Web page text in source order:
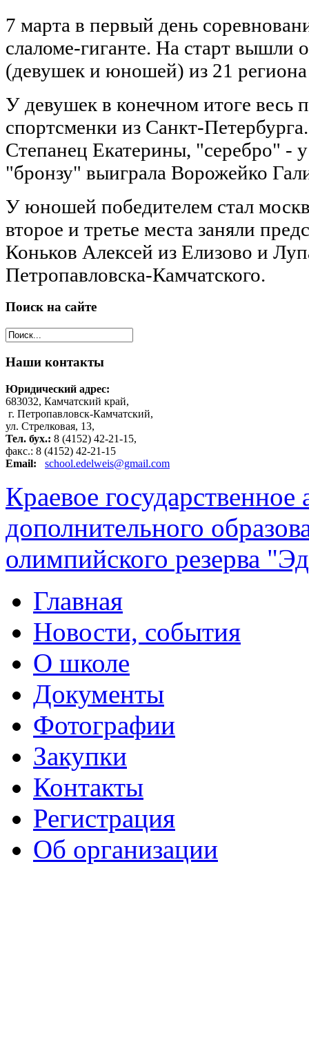
7 марта в первый день
слаломе-гиганте. На старт вышли
(девушек и юношей) из 21
У девушек в конечном итоге весь
спортсменки из Санкт-
Степанец Екатерины, "серебро" -
"бронзу" выиграла Ворожейко
У юношей победителем стал
второе и третье места заняли
Коньков Алексей из Елизово и
Петропавловска-Камчатского.
Поиск на сайте
Наши контакты
Юридический адрес:
683032, Камчатский край,
г. Петропавловск-Камчатский,
ул. Стрелковая, 13,
Тел. бух.: 8 (4152) 42-21-15,
факс.: 8 (4152) 42-21-15
Email:
school.edelweis@gmail.com
Краевое
дополнительного
олимпийского резерва
Главная
Новости, события
О школе
Документы
Фотографии
Закупки
Контакты
Регистрация
Об организации